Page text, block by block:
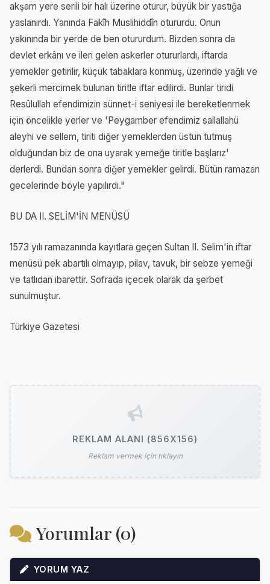
akşam yere serili bir halı üzerine oturur, büyük bir yastığa
yaslanırdı. Yanında Fakîh Muslihiddîn otururdu. Onun
yakınında bir yerde de ben otururdum. Bizden sonra da
devlet erkânı ve ileri gelen askerler otururlardı, iftarda
yemekler getirilir, küçük tabaklara konmuş, üzerinde yağlı ve
şekerli mercimek bulunan tiritle iftar edilirdi. Bunlar tiridi
Resûlullah efendimizin sünnet-i seniyesi ile bereketlenmek
için öncelikle yerler ve 'Peygamber efendimiz sallallahü
aleyhi ve sellem, tiriti diğer yemeklerden üstün tutmuş
olduğundan biz de ona uyarak yemeğe tiritle başlarız'
derlerdi. Bundan sonra diğer yemekler gelirdi. Bütün ramazan
gecelerinde böyle yapılırdı."
BU DA II. SELİM'İN MENÜSÜ
1573 yılı ramazanında kayıtlara geçen Sultan II. Selim'in iftar
menüsü pek abartılı olmayıp, pilav, tavuk, bir sebze yemeği
ve tatlıdan ibarettir. Sofrada içecek olarak da şerbet
sunulmuştur.
Türkiye Gazetesi
REKLAM ALANI (856X156)
Reklam vermek için tıklayın
Yorumlar (0)
YORUM YAZ